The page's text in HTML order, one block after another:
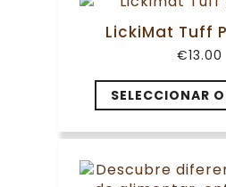
LickiMat Tuff
€13.00
SELECCIONAR
Este
producto
tiene
variantes.